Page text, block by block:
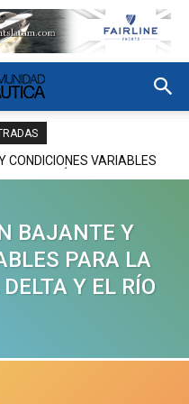
CONDICIONES VARIABLES
BAJANTE Y
PARA LA
Y EL RÍO